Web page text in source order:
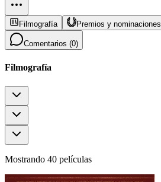
Filmografía Premios y nominaciones
Comentarios (0)
Filmografía
Mostrando 40 películas